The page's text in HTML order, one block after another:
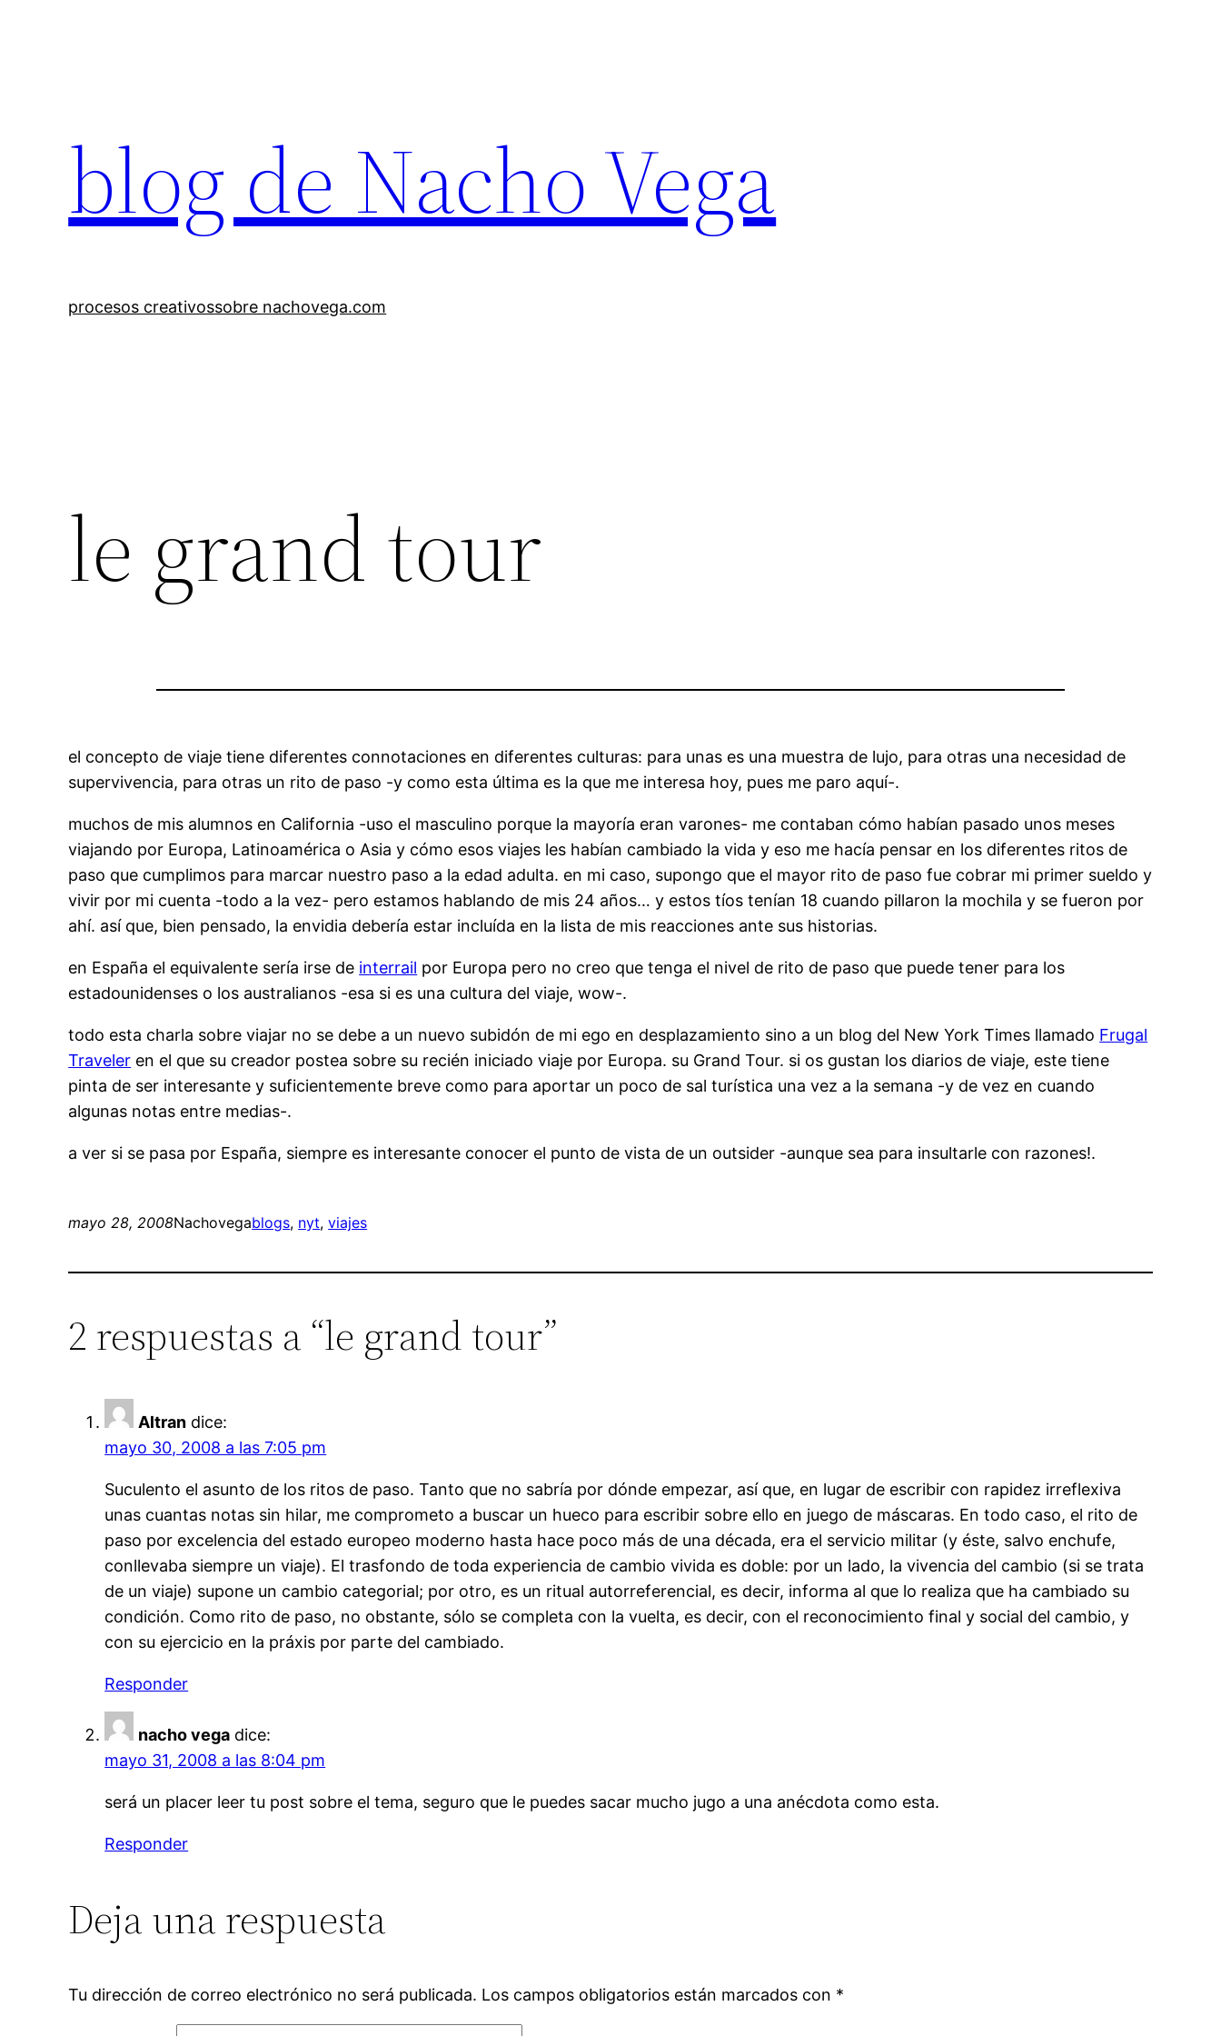
blog de Nacho Vega
procesos creativossobre nachovega.com
le grand tour
el concepto de viaje tiene diferentes connotaciones en diferentes culturas: para unas es una muestra de lujo, para otras una necesidad de
supervivencia, para otras un rito de paso -y como esta última es la que me interesa hoy, pues me paro aquí-.
muchos de mis alumnos en California -uso el masculino porque la mayoría eran varones- me contaban cómo habían pasado unos meses
viajando por Europa, Latinoamérica o Asia y cómo esos viajes les habían cambiado la vida y eso me hacía pensar en los diferentes ritos de
paso que cumplimos para marcar nuestro paso a la edad adulta. en mi caso, supongo que el mayor rito de paso fue cobrar mi primer sueldo y
vivir por mi cuenta -todo a la vez- pero estamos hablando de mis 24 años… y estos tíos tenían 18 cuando pillaron la mochila y se fueron por
ahí. así que, bien pensado, la envidia debería estar incluída en la lista de mis reacciones ante sus historias.
en España el equivalente sería irse de interrail por Europa pero no creo que tenga el nivel de rito de paso que puede tener para los
estadounidenses o los australianos -esa si es una cultura del viaje, wow-.
todo esta charla sobre viajar no se debe a un nuevo subidón de mi ego en desplazamiento sino a un blog del New York Times llamado Frugal
Traveler en el que su creador postea sobre su recién iniciado viaje por Europa. su Grand Tour. si os gustan los diarios de viaje, este tiene
pinta de ser interesante y suficientemente breve como para aportar un poco de sal turística una vez a la semana -y de vez en cuando
algunas notas entre medias-.
a ver si se pasa por España, siempre es interesante conocer el punto de vista de un outsider -aunque sea para insultarle con razones!.
mayo 28, 2008Nachovegablogs, nyt, viajes
2 respuestas a “le grand tour”
Altran dice:
mayo 30, 2008 a las 7:05 pm
Suculento el asunto de los ritos de paso. Tanto que no sabría por dónde empezar, así que, en lugar de escribir con rapidez irreflexiva
unas cuantas notas sin hilar, me comprometo a buscar un hueco para escribir sobre ello en juego de máscaras. En todo caso, el rito de
paso por excelencia del estado europeo moderno hasta hace poco más de una década, era el servicio militar (y éste, salvo enchufe,
conllevaba siempre un viaje). El trasfondo de toda experiencia de cambio vivida es doble: por un lado, la vivencia del cambio (si se trata
de un viaje) supone un cambio categorial; por otro, es un ritual autorreferencial, es decir, informa al que lo realiza que ha cambiado su
condición. Como rito de paso, no obstante, sólo se completa con la vuelta, es decir, con el reconocimiento final y social del cambio, y
con su ejercicio en la práxis por parte del cambiado.
Responder
nacho vega dice:
mayo 31, 2008 a las 8:04 pm
será un placer leer tu post sobre el tema, seguro que le puedes sacar mucho jugo a una anécdota como esta.
Responder
Deja una respuesta
Tu dirección de correo electrónico no será publicada. Los campos obligatorios están marcados con *